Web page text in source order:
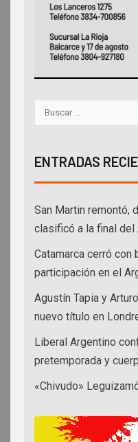
ENTRADAS
San Martin remontó,
clasificó a la final del
Catamarca cerró
participación en el
Agustín Tapia y
nuevo título en
Liberal Argentino
pretemporada y
«Chivudo»